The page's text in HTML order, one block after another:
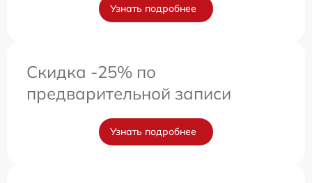
Узнать подробнее
Скидка -25% по
предварительной записи
Узнать подробнее